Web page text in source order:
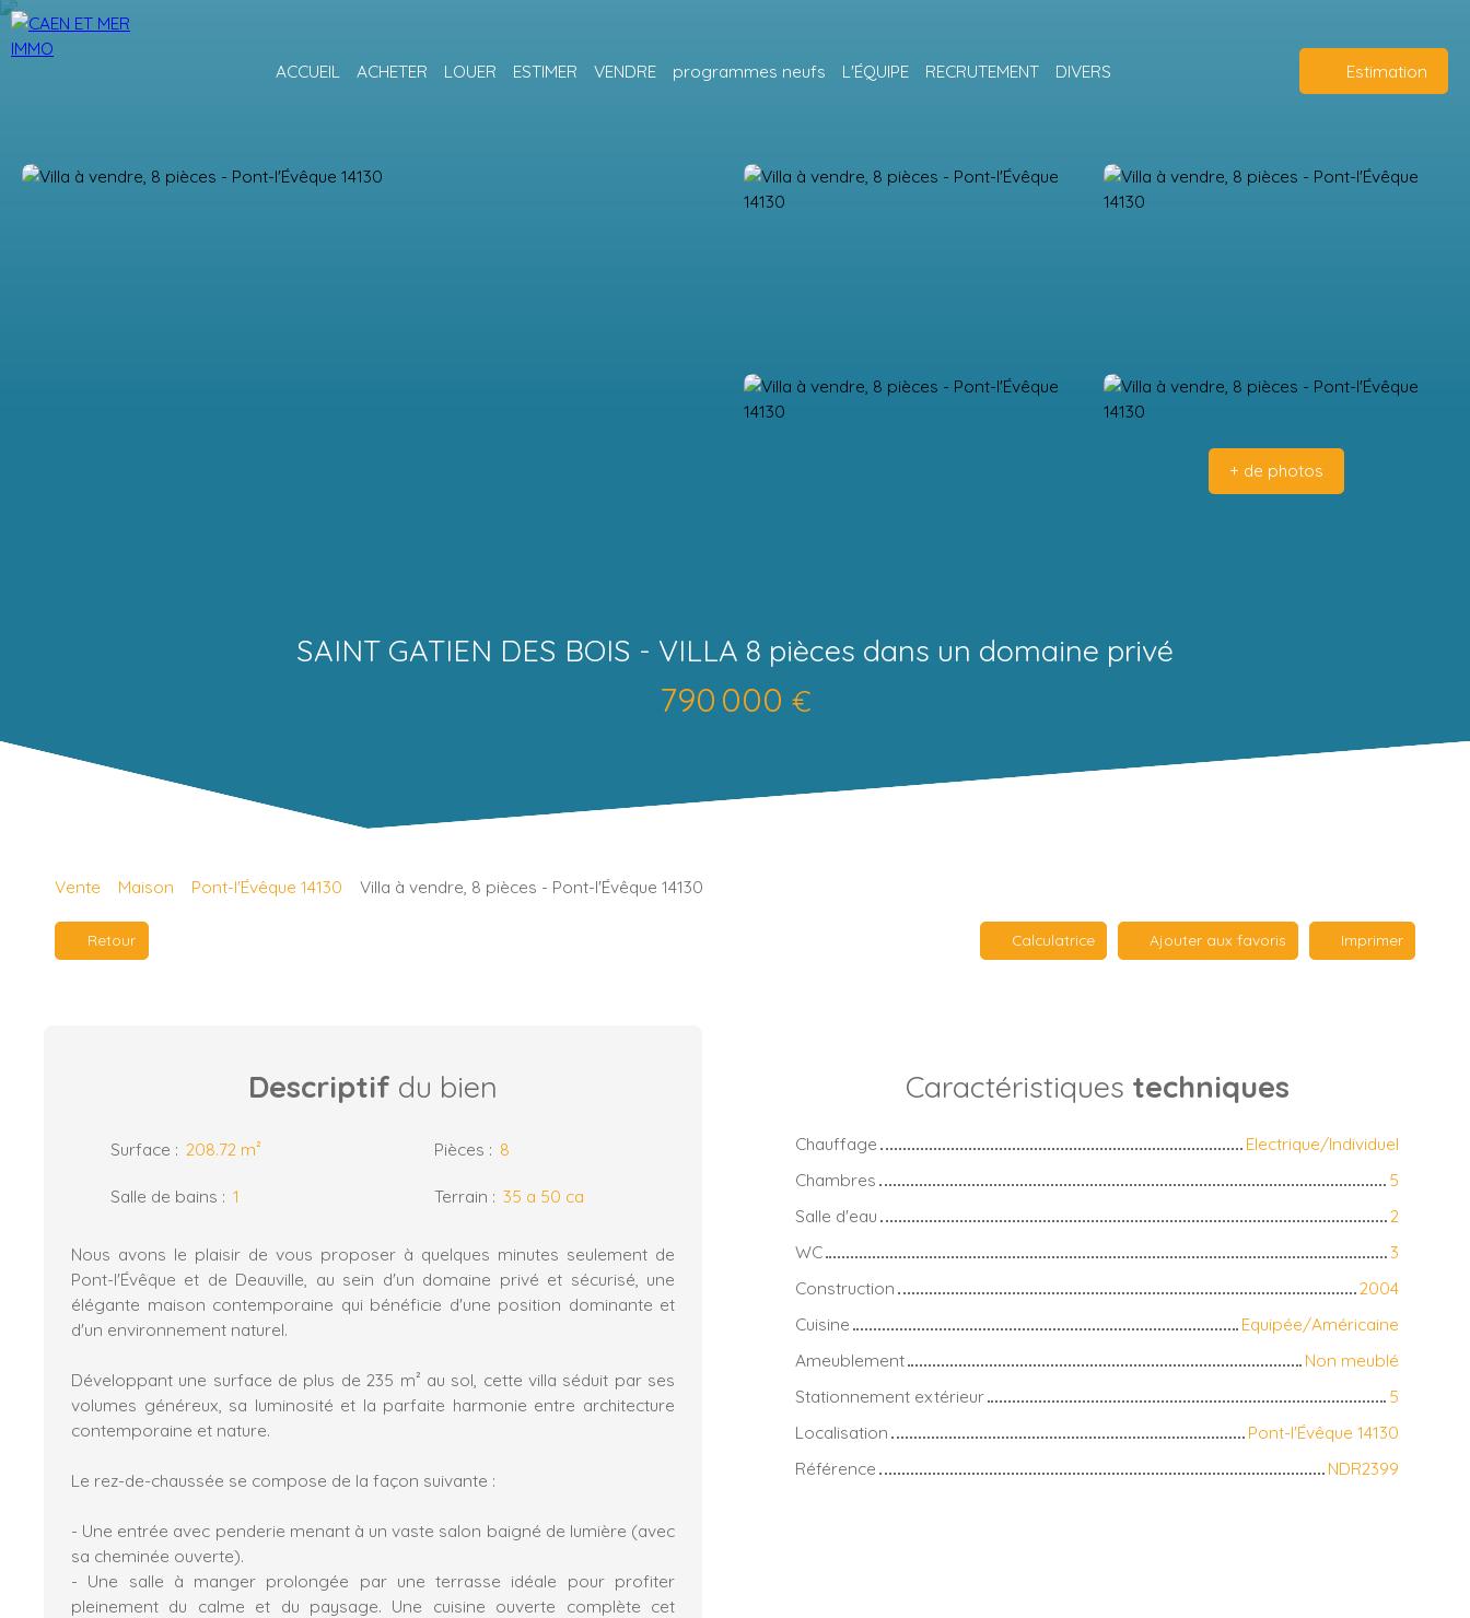
ACCUEIL ACHETER LOUER ESTIMER VENDRE programmes neufs L'ÉQUIPE RECRUTEMENT DIVERS Estimation
+ de photos
SAINT GATIEN DES BOIS - VILLA 8 pièces dans un domaine privé
790 000 €
Vente Maison Pont-l'Évêque 14130 Villa à vendre, 8 pièces - Pont-l'Évêque 14130
Retour Calculatrice Ajouter aux favoris Imprimer
Descriptif du bien
Surface : 208.72 m² Pièces : 8
Salle de bains : 1 Terrain : 35 a 50 ca
Nous avons le plaisir de vous proposer à quelques minutes seulement de
Pont-l'Évêque et de Deauville, au sein d'un domaine privé et sécurisé, une
élégante maison contemporaine qui bénéficie d'une position dominante et
d'un environnement naturel.
Développant une surface de plus de 235 m² au sol, cette villa séduit par ses
volumes généreux, sa luminosité et la parfaite harmonie entre architecture
contemporaine et nature.
Le rez-de-chaussée se compose de la façon suivante :
- Une entrée avec penderie menant à un vaste salon baigné de lumière (avec
sa cheminée ouverte).
- Une salle à manger prolongée par une terrasse idéale pour profiter
pleinement du calme et du paysage. Une cuisine ouverte complète cet
Caractéristiques techniques
Chauffage
Electrique/Individuel
Chambres
5
Salle d'eau
2
WC
3
Construction
2004
Cuisine
Equipée/Américaine
Ameublement
Non meublé
Stationnement extérieur
5
Localisation
Pont-l'Évêque 14130
Référence
NDR2399